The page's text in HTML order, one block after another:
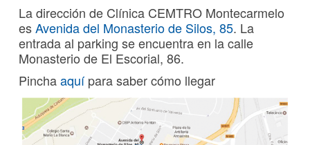
La dirección de Clínica CEMTRO Montecarmelo
esAvenida del Monasterio de Silos, 85. La
entrada al parking se encuentra en la calle
Monasterio de El Escorial, 86.
Pinchaaquípara saber cómo llegar